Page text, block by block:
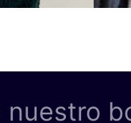
nuestro